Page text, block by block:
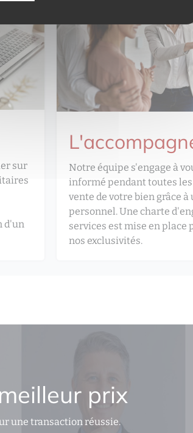
sur
d'un
Notre équipe s'engage à
informé pendant toutes les
vente de votre bien grâce à
personnel. Une charte
services est mise en place
nos exclusivités.
prix
une transaction réussie.